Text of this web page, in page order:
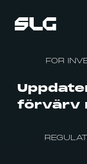
FOR
förvärv